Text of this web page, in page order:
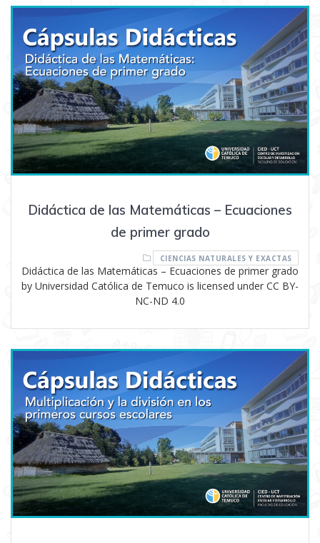
Didáctica de las Matemáticas – Ecuaciones
de primer grado
CIENCIAS NATURALES Y EXACTAS
Didáctica de las Matemáticas – Ecuaciones de primer grado
by Universidad Católica de Temuco is licensed under CC BY-
NC-ND 4.0